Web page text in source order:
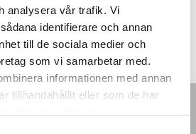
analysera vår trafik. Vi
identifierare och annan
till de sociala medier och
som vi samarbetar med.
informationen med annan
tillhandahållit eller som de har
krPrisintervall:
440.00 kr
till
590.00 kr
LÄS MER